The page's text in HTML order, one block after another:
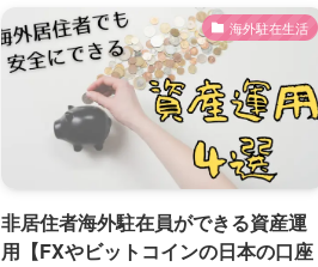
海外駐在生活
非居住者海外駐在員ができる資産運
用【FXやビットコインの日本の口座